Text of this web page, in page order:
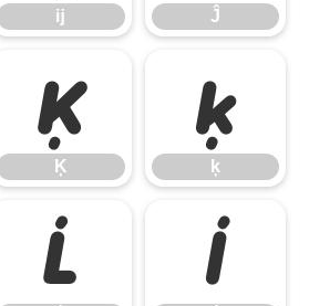
ĳ Ĵ
Ķ
Ķ
ķ
ķ
Ĺ ĺ